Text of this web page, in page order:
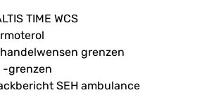
TIME WCS
grenzen
-grenzen
SEH ambulance